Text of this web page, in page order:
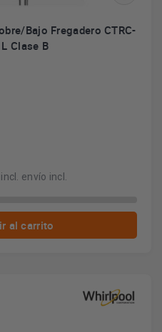
Bajo Fregadero CTRC-
Clase B
incl. envío incl.
al carrito